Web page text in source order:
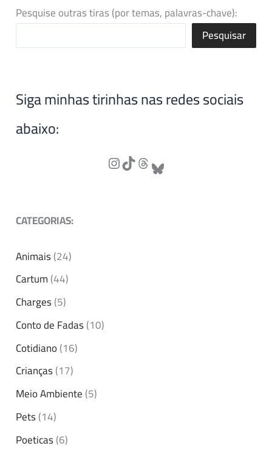
Pesquise outras tiras (por temas, palavras-chave):
Pesquisar
Siga minhas tirinhas nas redes sociais
abaixo:
CATEGORIAS:
Animais(24)
Cartum(44)
Charges(5)
Conto de Fadas(10)
Cotidiano(16)
Crianças(17)
Meio Ambiente(5)
Pets(14)
Poeticas(6)